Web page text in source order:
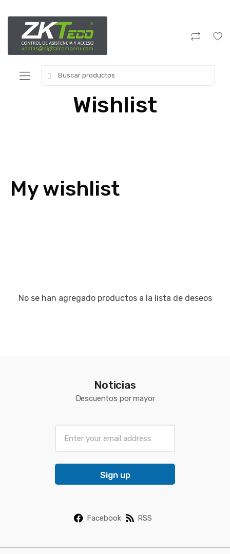
Wishlist
My wishlist
No se han agregado productos a la lista de deseos
Noticias
Descuentos por mayor
a
i
Sign up
Facebook RSS